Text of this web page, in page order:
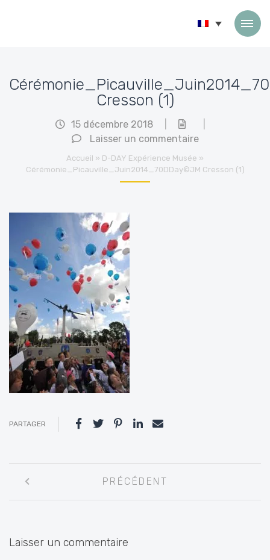
Cresson (1)
15 décembre 2018
Laisser un commentaire
Accueil » D-DAY Expérience Musée »
Cérémonie_Picauville_Juin2014_70DDay©JM Cresson (1)
PARTAGER
entre
PRÉCÉDENT
Laisser un commentaire